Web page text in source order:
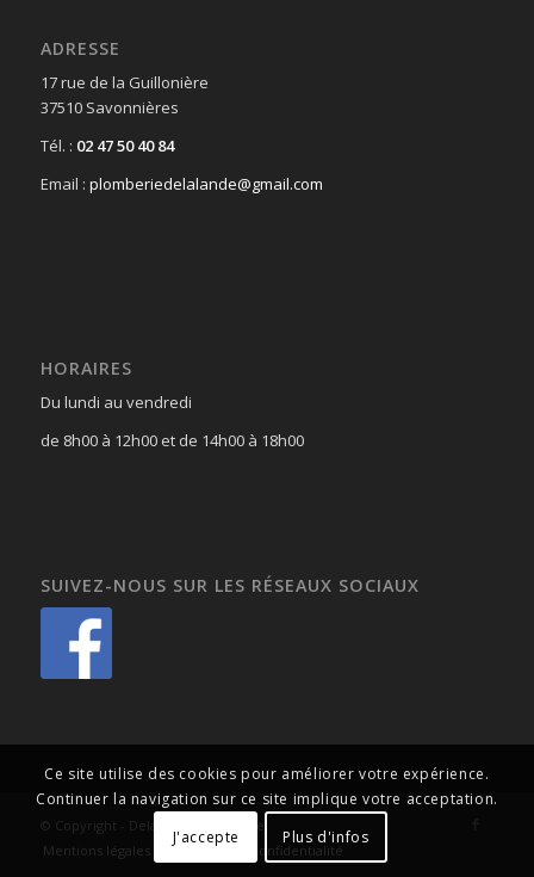
ADRESSE
17 rue de la Guillonière
37510 Savonnières
Tél. : 02 47 50 40 84
Email : plomberiedelalande@gmail.com
HORAIRES
Du lundi au vendredi
de 8h00 à 12h00 et de 14h00 à 18h00
SUIVEZ-NOUS SUR LES RÉSEAUX SOCIAUX
© Copyright - Delalande Plomberie
Mentions légales et Politique de confidentialité
Ce site utilise des cookies pour améliorer votre expérience.
Continuer la navigation sur ce site implique votre acceptation.
J'accepte
Plus d'infos